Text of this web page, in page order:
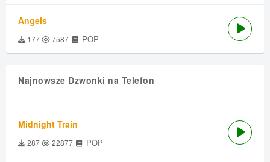
Angels
177 7587 POP
Najnowsze Dzwonki na Telefon
Midnight Train
287 22877 POP